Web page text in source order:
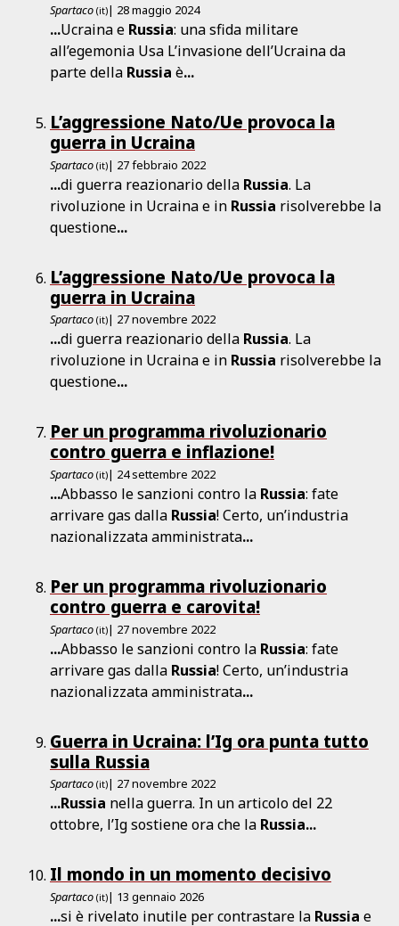
Spartaco (it)| 28 maggio 2024
...Ucraina e Russia: una sfida militare
all’egemonia Usa L’invasione dell’Ucraina da
parte della Russia è...
L’aggressione Nato/Ue provoca la
guerra in Ucraina
Spartaco (it)| 27 febbraio 2022
...di guerra reazionario della Russia. La
rivoluzione in Ucraina e in Russia risolverebbe la
questione...
L’aggressione Nato/Ue provoca la
guerra in Ucraina
Spartaco (it)| 27 novembre 2022
...di guerra reazionario della Russia. La
rivoluzione in Ucraina e in Russia risolverebbe la
questione...
Per un programma rivoluzionario
contro guerra e inflazione!
Spartaco (it)| 24 settembre 2022
...Abbasso le sanzioni contro la Russia: fate
arrivare gas dalla Russia! Certo, un’industria
nazionalizzata amministrata...
Per un programma rivoluzionario
contro guerra e carovita!
Spartaco (it)| 27 novembre 2022
...Abbasso le sanzioni contro la Russia: fate
arrivare gas dalla Russia! Certo, un’industria
nazionalizzata amministrata...
Guerra in Ucraina: l’Ig ora punta tutto
sulla Russia
Spartaco (it)| 27 novembre 2022
...Russia nella guerra. In un articolo del 22
ottobre, l’Ig sostiene ora che la Russia...
Il mondo in un momento decisivo
Spartaco (it)| 13 gennaio 2026
...si è rivelato inutile per contrastare la Russia e